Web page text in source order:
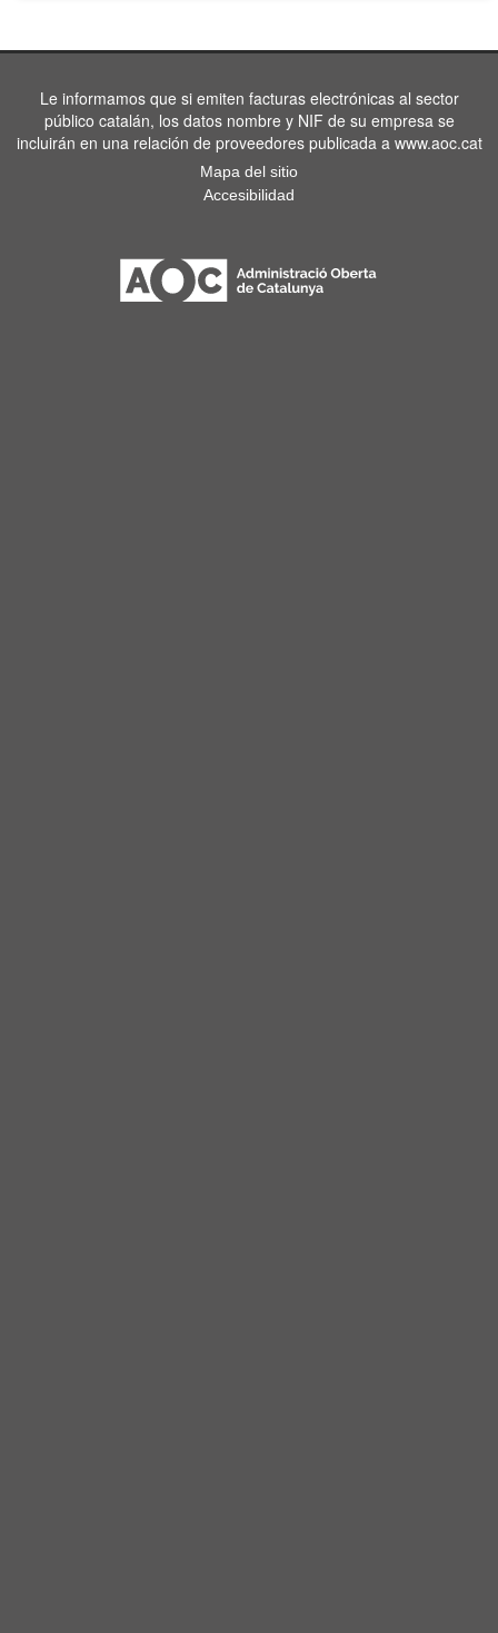
Le informamos que si emiten facturas electrónicas al sector
público catalán, los datos nombre y NIF de su empresa se
incluirán en una relación de proveedores publicada a www.aoc.cat
Mapa del sitio
Accesibilidad